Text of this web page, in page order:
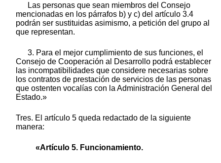
Las personas que sean miembros del Consejo
mencionadas en los párrafos b) y c) del artículo 3.4
podrán ser sustituidas asimismo, a petición del grupo al
que representan.
3. Para el mejor cumplimiento de sus funciones, el
Consejo de Cooperación al Desarrollo podrá establecer
las incompatibilidades que considere necesarias sobre
los contratos de prestación de servicios de las personas
que ostenten vocalías con la Administración General del
Estado.»
Tres. El artículo 5 queda redactado de la siguiente
manera:
«Artículo 5. Funcionamiento.